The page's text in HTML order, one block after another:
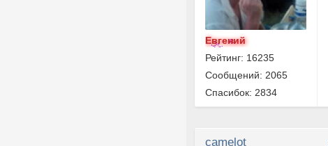
Евгений
Рейтинг: 16235
Сообщений: 2065
Спасибок: 2834
camelot